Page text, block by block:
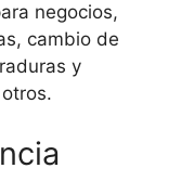
negocios,
cambio de
y